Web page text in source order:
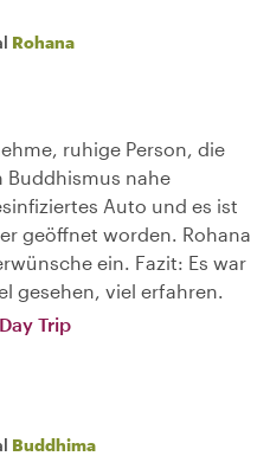
Rohana
ruhige Person, die
Buddhismus nahe
Auto und es ist
geöffnet worden. Rohana
ein. Fazit: Es war
gesehen, viel erfahren.
Trip
Buddhima